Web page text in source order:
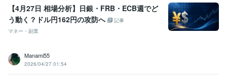
【4月27日 相場分析】日銀・FRB・ECB週でど
う動く？ドル円162円の攻防へ
記事
マネー・副業
Manami55
2026/04/27 01:54